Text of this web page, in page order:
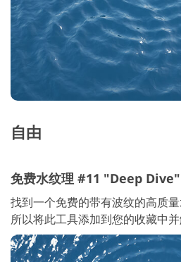
自由
免费水纹理 #11 "Deep Dive"
找到一个免费的带有波纹的高质
所以将此工具添加到您的收藏中并